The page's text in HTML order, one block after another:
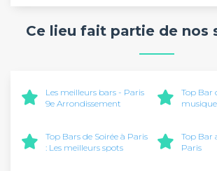
Ce lieu fait partie de nos
Les meilleurs bars - Paris
9e Arrondissement
Top Bar
Top Bars de Soirée à Paris
: Les meilleurs spots
Top Bar
Paris